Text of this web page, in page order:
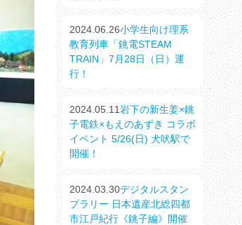
2024.06.26小学生向け理系
教育列車「銚電STEAM
TRAIN」7月28日（日）運
行！
2024.05.11岩下の新生姜×銚
子電鉄×もえのあずき コラボ
イベント 5/26(日) 犬吠駅で
開催！
2024.03.30デジタルスタン
プラリー 日本遺産北総四都
市江戸紀行《銚子編》開催